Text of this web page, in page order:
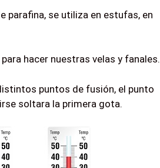
parafina, se utiliza en estufas, en
hacer nuestras velas y fanales.
puntos de fusión, el punto
soltara la primera gota.